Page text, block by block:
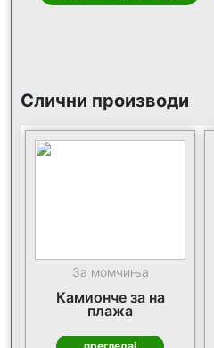
Слични производи
За момчиња
Камионче за на
плажа